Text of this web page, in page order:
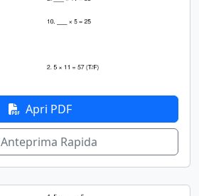
Apri PDF
Anteprima Rapida